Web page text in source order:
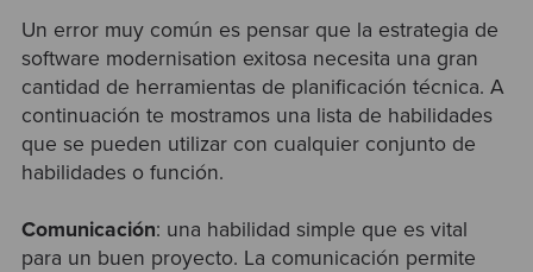
Un error muy común es pensar que la estrategia de
software modernisation exitosa necesita una gran
cantidad de herramientas de planificación técnica. A
continuación te mostramos una lista de habilidades
que se pueden utilizar con cualquier conjunto de
habilidades o función.
Comunicación: una habilidad simple que es vital
para un buen proyecto. La comunicación permite